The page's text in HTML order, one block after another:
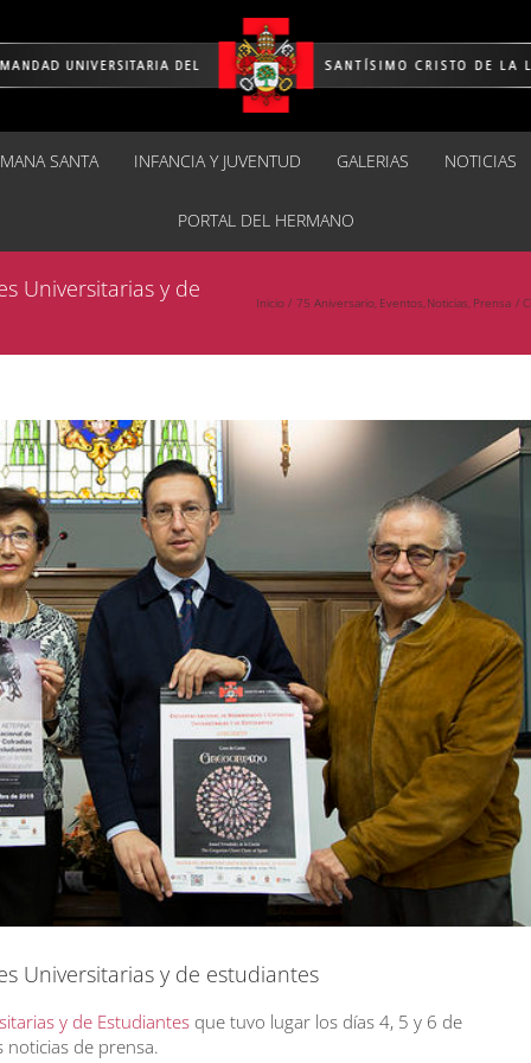
SANTA INFANCIA Y JUVENTUD GALERIAS NOTICIAS
PORTAL DEL HERMANO
Universitarias y de
Inicio 75 Aniversario Eventos Noticias Prensa
Universitarias y de estudiantes
y de Estudiantes que tuvo lugar los días 4, 5 y 6 de
noticias de prensa.